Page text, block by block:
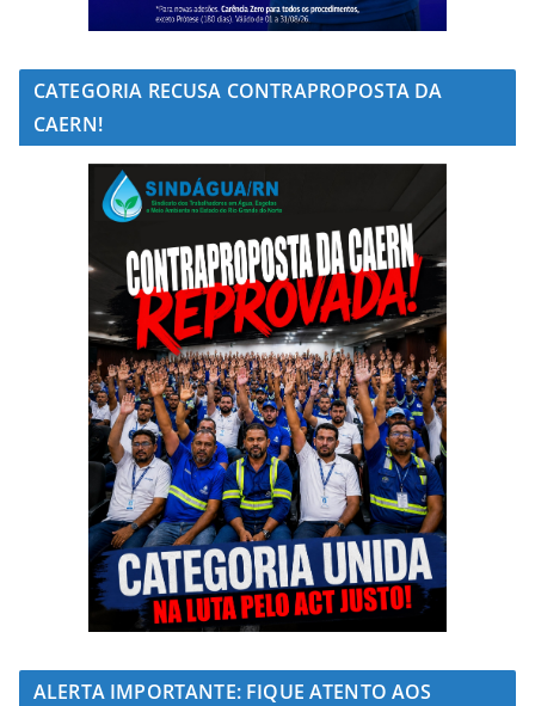
CATEGORIA RECUSA CONTRAPROPOSTA DA
CAERN!
ALERTA IMPORTANTE: FIQUE ATENTO AOS